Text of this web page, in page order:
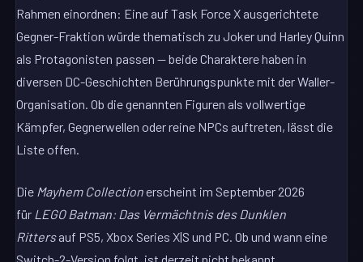
Rahmen einordnen: Eine auf Task Force X ausgerichtete
Gegner-Fraktion würde thematisch zu Joker und Harley Quinn
als Protagonisten passen — beide Charaktere haben in
diversen DC-Geschichten Berührungspunkte mit der Waller-
Organisation. Ob die genannten Figuren als vollwertige
Kämpfer, Gegnerwellen oder reine NPCs auftreten, lässt die
Liste offen.
Die Mayhem Collectionerscheint im September 2026
für LEGO Batman: Das Vermächtnis des Dunklen
Rittersauf PS5, Xbox Series X|S und PC. Ob und wann eine